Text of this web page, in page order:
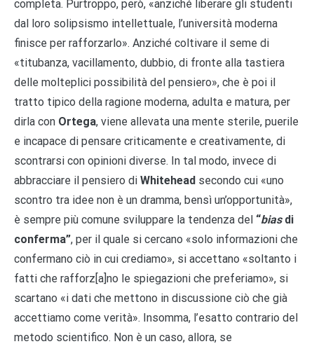
completa. Purtroppo, però, «anziché liberare gli studenti
dal loro solipsismo intellettuale, l’università moderna
finisce per rafforzarlo». Anziché coltivare il seme di
«titubanza, vacillamento, dubbio, di fronte alla tastiera
delle molteplici possibilità del pensiero», che è poi il
tratto tipico della ragione moderna, adulta e matura, per
dirla con Ortega, viene allevata una mente sterile, puerile
e incapace di pensare criticamente e creativamente, di
scontrarsi con opinioni diverse. In tal modo, invece di
abbracciare il pensiero di Whitehead secondo cui «uno
scontro tra idee non è un dramma, bensì un’opportunità»,
è sempre più comune sviluppare la tendenza del “biasdi
conferma”, per il quale si cercano «solo informazioni che
confermano ciò in cui crediamo», si accettano «soltanto i
fatti che rafforz[a]no le spiegazioni che preferiamo», si
scartano «i dati che mettono in discussione ciò che già
accettiamo come verità». Insomma, l’esatto contrario del
metodo scientifico. Non è un caso, allora, se